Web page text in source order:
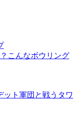
こんなボウリング
ット軍団と戦うタワ